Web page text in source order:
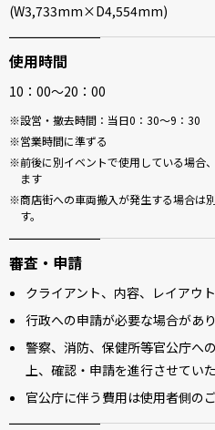
(W3,733mm×D4,554mm)
使用時間
10：00～20：00
設営・撤去時間：当日0：30～9：30
営業時間に準ずる
前後に別イベントで使用している場合
ます
商店街への車両搬入が発生する場合は
す。
審査・申請
クライアント、内容、レイアウ
行政への申請が必要な場合があり
警察、消防、保健所等官公庁へ
上、確認・申請を進行させてい
官公庁に伴う費用は使用者側の